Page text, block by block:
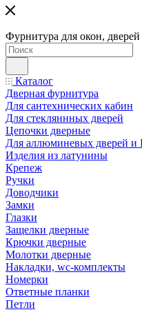
Фурнитура для окон,
Каталог
Дверная фурнитура
Для сантехнических кабин
Для стекляннных дверей
Цепочки дверные
Для аллюминевых дверей
Изделия из латунины
Крепеж
Ручки
Доводчики
Замки
Глазки
Защелки дверные
Крючки дверные
Молотки дверные
Накладки, wc-комплекты
Номерки
Ответные планки
Петли